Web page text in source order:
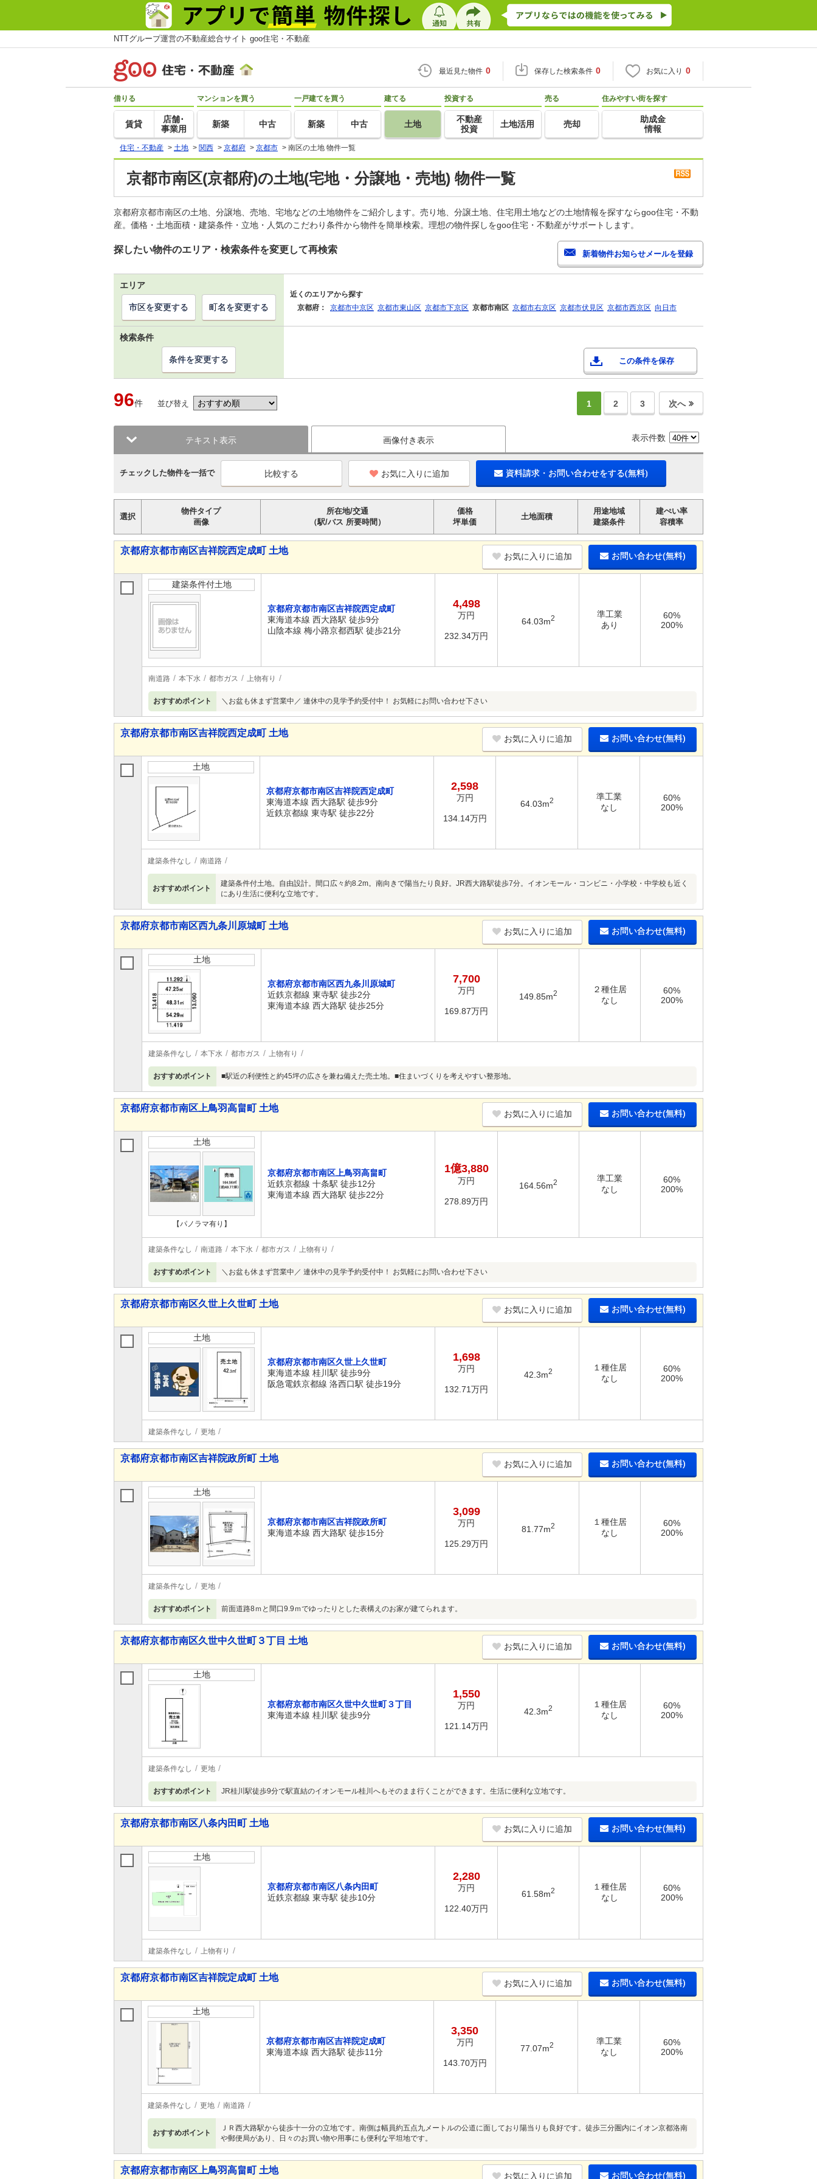
NTTグループ運営の不動産総合サイト goo住宅・不動産
最近見た物件 0 保存した検索条件 0 お気に入り 0
借りる
賃貸
店舗･
事業用
マンションを買う
新築 中古
一戸建てを買う
新築 中古
建てる
土地
投資する
不動産
投資
土地活用
売る
売却
住みやすい街を探す
助成金
情報
住宅・不動産 > 土地 > 関西 > 京都府 > 京都市 > 南区の土地 物件一覧
京都市南区(京都府)の土地(宅地・分譲地・売地) 物件一覧
京都府京都市南区の土地、分譲地、売地、宅地などの土地物件をご紹介します。売り地、分譲土地、住宅用土地などの土地情報を探すならgoo住宅・不動
産。価格・土地面積・建築条件・立地・人気のこだわり条件から物件を簡単検索。理想の物件探しをgoo住宅・不動産がサポートします。
探したい物件のエリア・検索条件を変更して再検索
エリア
近くのエリアから探す
京都府：
京都市中京区 京都市東山区 京都市下京区 京都市南区 京都市右京区 京都市伏見区 京都市西京区 向日市
市区を変更する 町名を変更する
検索条件
この条件を保存
条件を変更する
96件 並び替え 1 2 3 次へ
テキスト表示 画像付き表示 表示件数
チェックした物件を一括で お気に入りに追加 資料請求・お問い合わせをする(無料)
選択
物件タイプ
画像
所在地/交通
（駅/バス 所要時間）
価格
坪単価
土地面積
用途地域
建築条件
建ぺい率
容積率
京都府京都市南区吉祥院西定成町 土地
お気に入りに追加 お問い合わせ(無料)
建築条件付土地
京都府京都市南区吉祥院西定成町
東海道本線 西大路駅 徒歩9分
山陰本線 梅小路京都西駅 徒歩21分
4,498
万円
232.34万円
64.03m2
準工業
あり
60%
200%
南道路 本下水 都市ガス 上物有り
おすすめポイント ＼お盆も休まず営業中／ 連休中の見学予約受付中！ お気軽にお問い合わせ下さい
京都府京都市南区吉祥院西定成町 土地
お気に入りに追加 お問い合わせ(無料)
土地
京都府京都市南区吉祥院西定成町
東海道本線 西大路駅 徒歩9分
近鉄京都線 東寺駅 徒歩22分
2,598
万円
134.14万円
64.03m2
準工業
なし
60%
200%
建築条件なし 南道路
おすすめポイント
建築条件付土地。自由設計。間口広々約8.2m。南向きで陽当たり良好。JR西大路駅徒歩7分。イオンモール・コンビニ・小学校・中学校も近く
にあり生活に便利な立地です。
京都府京都市南区西九条川原城町 土地
お気に入りに追加 お問い合わせ(無料)
土地
京都府京都市南区西九条川原城町
近鉄京都線 東寺駅 徒歩2分
東海道本線 西大路駅 徒歩25分
7,700
万円
169.87万円
149.85m2
２種住居
なし
60%
200%
建築条件なし 本下水 都市ガス 上物有り
おすすめポイント ■駅近の利便性と約45坪の広さを兼ね備えた売土地。■住まいづくりを考えやすい整形地。
京都府京都市南区上鳥羽高畠町 土地
お気に入りに追加 お問い合わせ(無料)
土地
【パノラマ有り】
京都府京都市南区上鳥羽高畠町
近鉄京都線 十条駅 徒歩12分
東海道本線 西大路駅 徒歩22分
1億3,880
万円
278.89万円
164.56m2
準工業
なし
60%
200%
建築条件なし 南道路 本下水 都市ガス 上物有り
おすすめポイント ＼お盆も休まず営業中／ 連休中の見学予約受付中！ お気軽にお問い合わせ下さい
京都府京都市南区久世上久世町 土地
お気に入りに追加 お問い合わせ(無料)
土地
京都府京都市南区久世上久世町
東海道本線 桂川駅 徒歩9分
阪急電鉄京都線 洛西口駅 徒歩19分
1,698
万円
132.71万円
42.3m2
１種住居
なし
60%
200%
建築条件なし 更地
京都府京都市南区吉祥院政所町 土地
お気に入りに追加 お問い合わせ(無料)
土地
京都府京都市南区吉祥院政所町
東海道本線 西大路駅 徒歩15分
3,099
万円
125.29万円
81.77m2
１種住居
なし
60%
200%
建築条件なし 更地
おすすめポイント 前面道路8ｍと間口9.9ｍでゆったりとした表構えのお家が建てられます。
京都府京都市南区久世中久世町３丁目 土地
お気に入りに追加 お問い合わせ(無料)
土地
京都府京都市南区久世中久世町３丁目
東海道本線 桂川駅 徒歩9分
1,550
万円
121.14万円
42.3m2
１種住居
なし
60%
200%
建築条件なし 更地
おすすめポイント JR桂川駅徒歩9分で駅直結のイオンモール桂川へもそのまま行くことができます。生活に便利な立地です。
京都府京都市南区八条内田町 土地
お気に入りに追加 お問い合わせ(無料)
土地
京都府京都市南区八条内田町
近鉄京都線 東寺駅 徒歩10分
2,280
万円
122.40万円
61.58m2
１種住居
なし
60%
200%
建築条件なし 上物有り
京都府京都市南区吉祥院定成町 土地
お気に入りに追加 お問い合わせ(無料)
土地
京都府京都市南区吉祥院定成町
東海道本線 西大路駅 徒歩11分
3,350
万円
143.70万円
77.07m2
準工業
なし
60%
200%
建築条件なし 更地 南道路
おすすめポイント
ＪＲ西大路駅から徒歩十一分の立地です。南側は幅員約五点九メートルの公道に面しており陽当りも良好です。徒歩三分圏内にイオン京都洛南
や郵便局があり、日々のお買い物や用事にも便利な平坦地です。
京都府京都市南区上鳥羽高畠町 土地
お気に入りに追加 お問い合わせ(無料)